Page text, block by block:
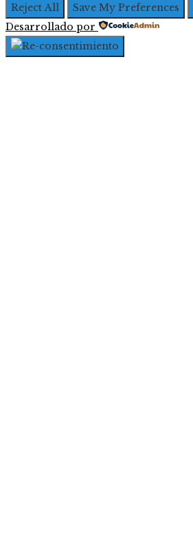
Reject All
Save My Preferences
Desarrollado por